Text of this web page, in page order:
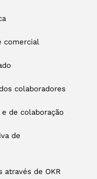
comercial
colaboradores
de colaboração
de
através de OKR